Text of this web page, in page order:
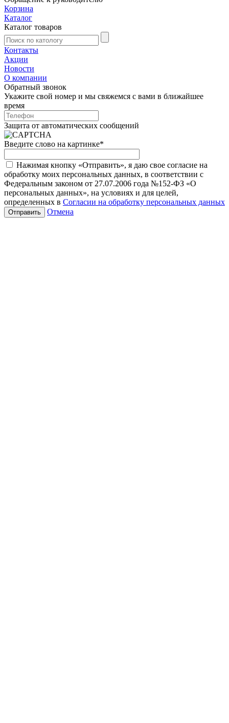
Корзина
Каталог
Каталог товаров
Контакты
Акции
Новости
О компании
Обратный звонок
Укажите свой номер и мы свяжемся с вами в ближайшее
время
Защита от автоматических сообщений
Введите слово на картинке*
Нажимая кнопку «Отправить», я даю свое согласие на
обработку моих персональных данных, в соответствии с
Федеральным законом от 27.07.2006 года №152-ФЗ «О
персональных данных», на условиях и для целей,
определенных в Согласии на обработку персональных данных
Отмена